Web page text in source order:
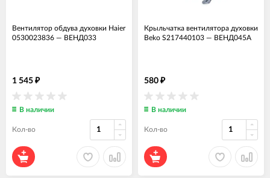
Вентилятор обдува духовки Haier
0530023836 — ВЕНД033
1 545 ₽
В наличии
Кол-во
Крыльчатка вентилятора духовки
Beko S217440103 — ВЕНД045А
580 ₽
В наличии
Кол-во